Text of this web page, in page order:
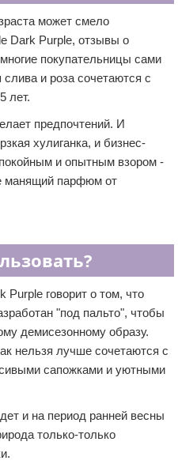
может смело
Dark Purple, отзывы о
покупательницы сами
и роза сочетаются с
лет.
предпочтений. И
хулиганка, и бизнес-
и опытным взором -
манящий парфюм от
говорит о том, что
"под пальто", чтобы
демисезонному образу.
нельзя лучше сочетаются с
сапожками и уютными
и на период ранней весны
только-только